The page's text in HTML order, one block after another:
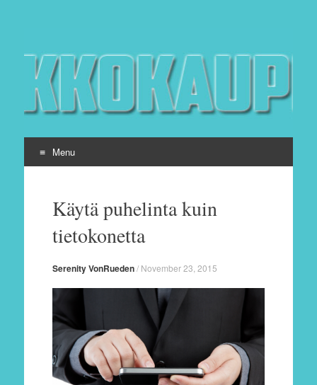
KH Verkkokauppa
Netin loputon viihdetarjonta
Menu
Käytä puhelinta kuin
tietokonetta
Serenity VonRueden/ November 23, 2015